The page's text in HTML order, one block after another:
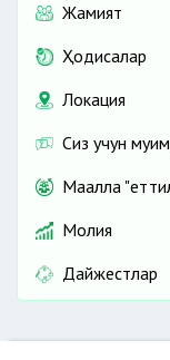
Жамият
Ҳодисалар
Локация
Сиз учун
Маҳалла
Молия
Дайжестлар